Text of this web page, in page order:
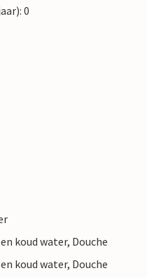
0
koud water, Douche
koud water, Douche